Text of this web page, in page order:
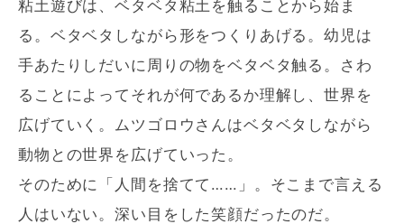
粘土遊びは、ベタベタ粘土を触ることから始ま
る。ベタベタしながら形をつくりあげる。幼児は
手あたりしだいに周りの物をベタベタ触る。さわ
ることによってそれが何であるか理解し、世界を
広げていく。ムツゴロウさんはベタベタしながら
動物との世界を広げていった。
そのために「人間を捨てて……」。そこまで言える
人はいない。深い目をした笑顔だったのだ。